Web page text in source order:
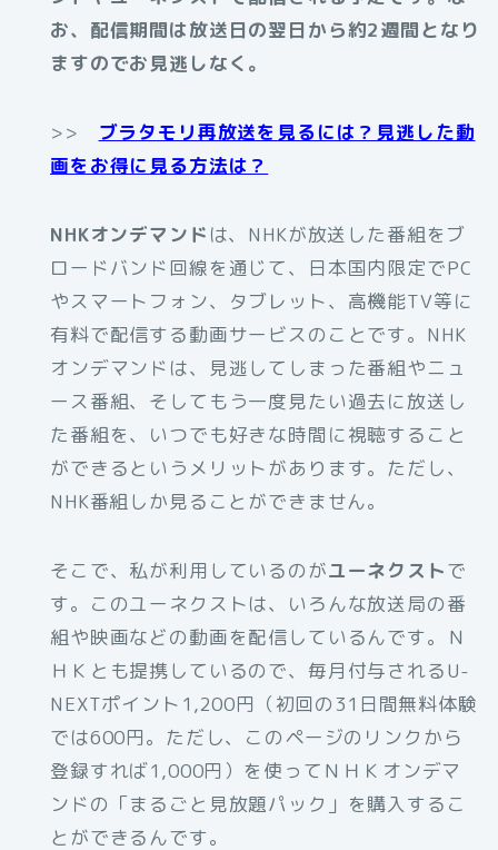
お、配信期間は放送日の翌日から約2週間となり
ますのでお見逃しなく。
>> ブラタモリ再放送を見るには？見逃した動
画をお得に見る方法は？
NHKオンデマンド は、NHKが放送した番組をブ
ロードバンド回線を通じて、日本国内限定でPC
やスマートフォン、タブレット、高機能TV等に
有料で配信する動画サービスのことです。NHK
オンデマンドは、見逃してしまった番組やニュ
ース番組、そしてもう一度見たい過去に放送し
た番組を、いつでも好きな時間に視聴すること
ができるというメリットがあります。ただし、
NHK番組しか見ることができません。
そこで、私が利用しているのがユーネクストで
す。このユーネクストは、いろんな放送局の番
組や映画などの動画を配信しているんです。Ｎ
ＨＫとも提携しているので、毎月付与されるU-
NEXTポイント1,200円（初回の31日間無料体験
では600円。ただし、このページのリンクから
登録すれば1,000円）を使ってＮＨＫオンデマ
ンドの「まるごと見放題パック」を購入するこ
とができるんです。